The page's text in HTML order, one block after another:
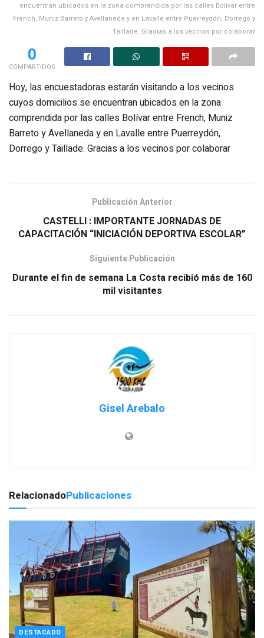
encuentran ubicados en la zona comprendida por las calles Bolívar entre
French, Muniz Barreto y Avellaneda y en Lavalle entre Puerreydón, Dorrego y
Taillade. Gracias a los vecinos por colaborar
0
COMPARTIDOS
Hoy, las encuestadoras estarán visitando a los vecinos
cuyos domicilios se encuentran ubicados en la zona
comprendida por las calles Bolívar entre French, Muniz
Barreto y Avellaneda y en Lavalle entre Puerreydón,
Dorrego y Taillade. Gracias a los vecinos por colaborar
Publicación Anterior
CASTELLI : IMPORTANTE JORNADAS DE
Siguiente Publicación
Durante el fin de semana La Costa recibió más de 160
Gisel Arebalo
RelacionadoPublicaciones
DESTACADO